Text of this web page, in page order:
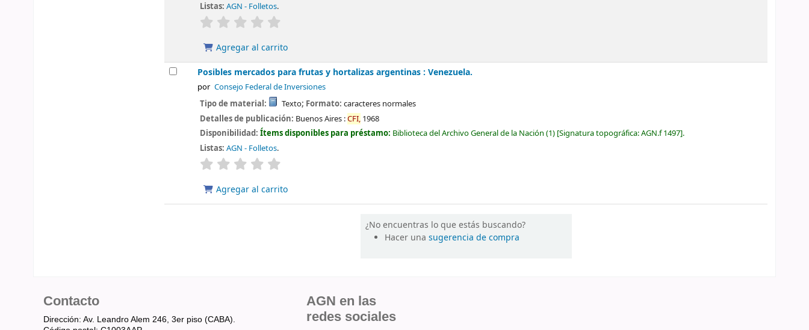
Listas: AGN - Folletos.
valoración
Agregar al carrito
Posibles mercados para frutas y hortalizas argentinas : Venezuela.
por Consejo Federal de Inversiones
Tipo de material: Texto; Formato: caracteres normales
Detalles de publicación: Buenos Aires :CFI, 1968
Disponibilidad:Ítems disponibles para préstamo: Biblioteca del Archivo General de la Nación (1) Signatura topográfica:AGN.f 1497 .
Listas: AGN - Folletos.
valoración
Agregar al carrito
¿No encuentras lo que estás buscando?
Hacer unasugerencia de compra
Contacto
Dirección: Av. Leandro Alem 246, 3er piso (CABA).
AGN en las
redes sociales